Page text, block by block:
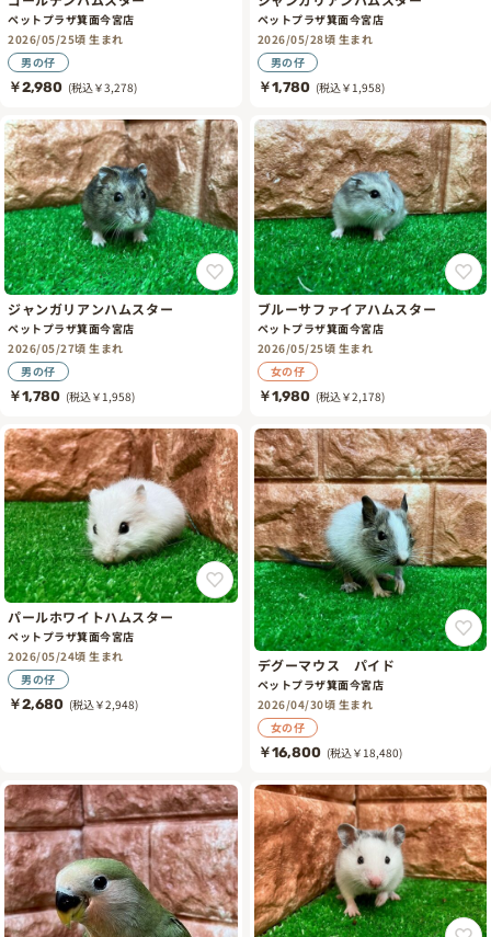
ペットプラザ箕面今宮店
2026/05/25頃 生まれ
男の仔
￥2,980 (税込￥3,278)
ペットプラザ箕面今宮店
2026/05/28頃 生まれ
男の仔
￥1,780 (税込￥1,958)
ジャンガリアンハムスター
ペットプラザ箕面今宮店
2026/05/27頃 生まれ
男の仔
￥1,780 (税込￥1,958)
ブルーサファイアハムスター
ペットプラザ箕面今宮店
2026/05/25頃 生まれ
女の仔
￥1,980 (税込￥2,178)
パールホワイトハムスター
ペットプラザ箕面今宮店
2026/05/24頃 生まれ
男の仔
￥2,680 (税込￥2,948)
デグーマウス パイド
ペットプラザ箕面今宮店
2026/04/30頃 生まれ
女の仔
￥16,800 (税込￥18,480)